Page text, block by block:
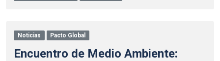
Noticias Pacto Global
Encuentro de Medio Ambiente: